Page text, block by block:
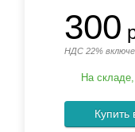
300
НДС 22%
На
Купить